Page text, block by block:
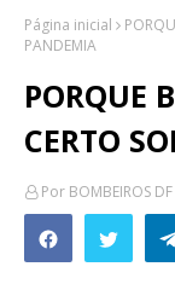
Página inicial
PANDEMIA
PORQUE
CERTO
Por BOMBEIROS DF